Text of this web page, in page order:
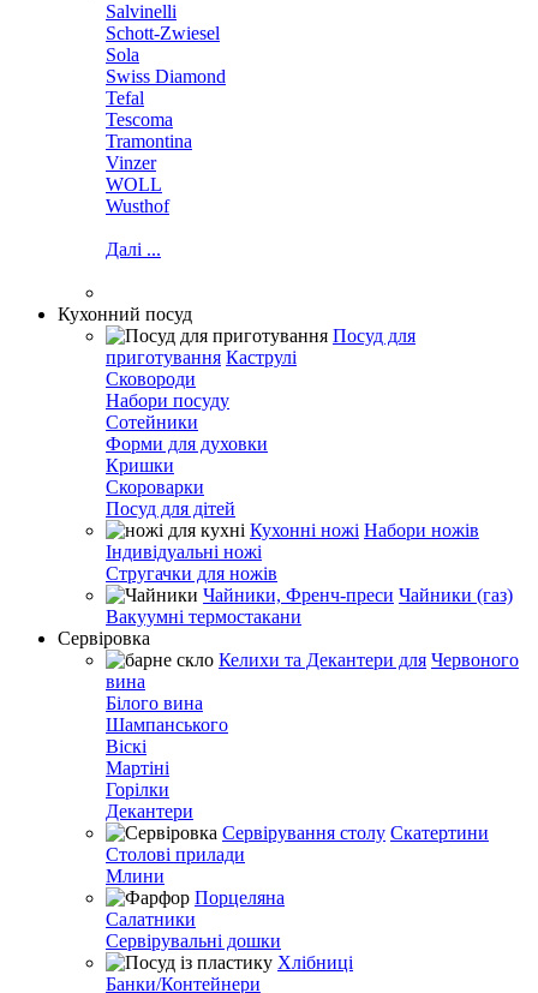
Salvinelli
Schott-Zwiesel
Sola
Swiss Diamond
Tefal
Tescoma
Tramontina
Vinzer
WOLL
Wusthof
Далі ...
Кухонний посуд
Посуд для
приготування Каструлі
Сковороди
Набори посуду
Сотейники
Форми для духовки
Кришки
Скороварки
Посуд для дітей
Кухонні ножі Набори ножів
Індивідуальні ножі
Стругачки для ножів
Чайники, Френч-преси Чайники (газ)
Вакуумні термостакани
Сервіровка
Келихи та Декантери для Червоного
вина
Білого вина
Шампанського
Віскі
Мартіні
Горілки
Декантери
Сервірування столу Скатертини
Столові прилади
Млини
Порцеляна
Салатники
Сервірувальні дошки
Хлібниці
Банки/Контейнери